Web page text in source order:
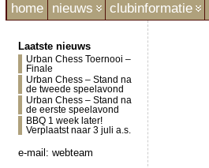
home nieuws clubinformatie
Laatste nieuws
Urban Chess Toernooi –
Finale
Urban Chess – Stand na
de tweede speelavond
Urban Chess – Stand na
de eerste speelavond
BBQ 1 week later!
Verplaatst naar 3 juli a.s.
e-mail: webteam